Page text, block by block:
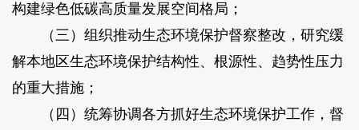
构建绿色低碳高质量发展空间格局；
（三）组织推动生态环境保护督察整改，研究缓
解本地区生态环境保护结构性、根源性、趋势性压力
的重大措施；
（四）统筹协调各方抓好生态环境保护工作，督